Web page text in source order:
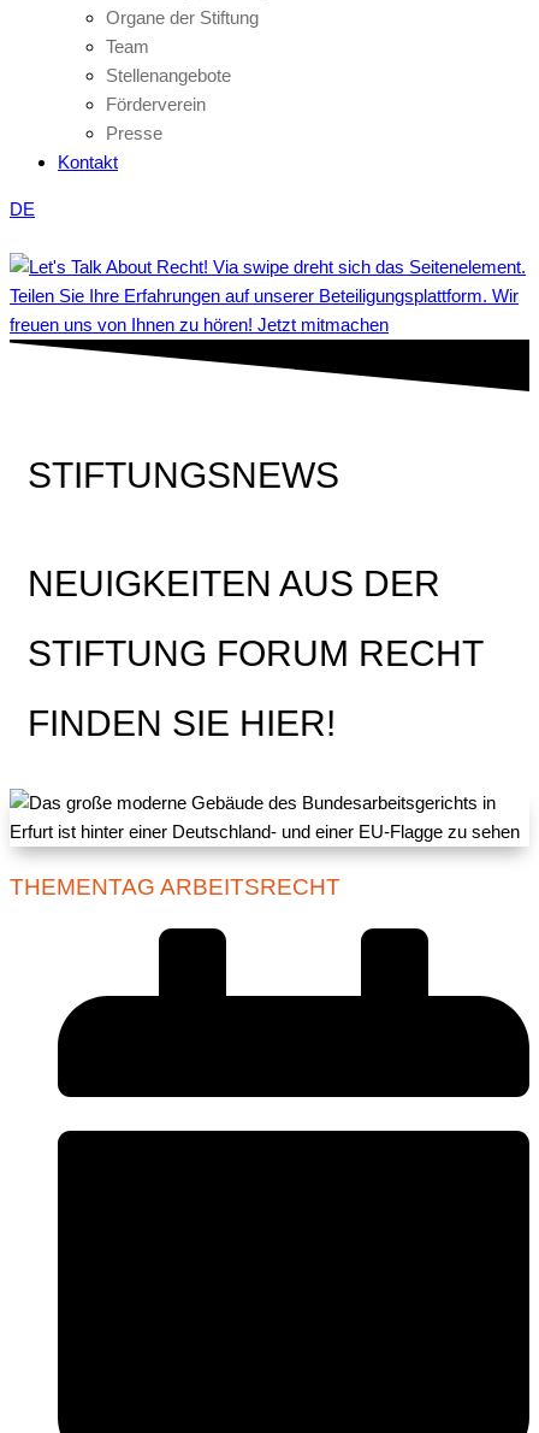
Organe der Stiftung
Team
Stellenangebote
Förderverein
Presse
Kontakt
DE
Teilen Sie Ihre Erfahrungen auf unserer Beteiligungsplattform. Wir
freuen uns von Ihnen zu hören! Jetzt mitmachen
STIFTUNGSNEWS
NEUIGKEITEN AUS DER
STIFTUNG FORUM RECHT
FINDEN SIE HIER!
THEMENTAG ARBEITSRECHT